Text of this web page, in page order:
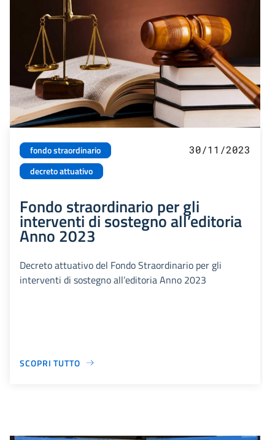
fondo straordinario
decreto attuativo
30/11/2023
Fondo straordinario per gli
interventi di sostegno all’editoria
Anno 2023
Decreto attuativo del Fondo Straordinario per gli
interventi di sostegno all’editoria Anno 2023
SCOPRI TUTTO